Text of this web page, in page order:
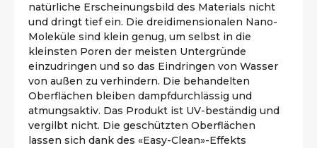
natürliche Erscheinungsbild des Materials nicht
und dringt tief ein. Die dreidimensionalen Nano-
Moleküle sind klein genug, um selbst in die
kleinsten Poren der meisten Untergründe
einzudringen und so das Eindringen von Wasser
von außen zu verhindern. Die behandelten
Oberflächen bleiben dampfdurchlässig und
atmungsaktiv. Das Produkt ist UV-beständig und
vergilbt nicht. Die geschützten Oberflächen
lassen sich dank des «Easy-Clean»-Effekts